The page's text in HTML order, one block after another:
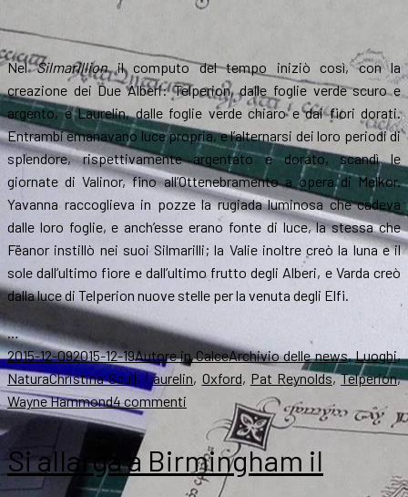
NelSilmarillionil computo del tempo iniziò così, con la
creazione dei Due Alberi: Telperion, dalle foglie verde scuro e
argento, e Laurelin, dalle foglie verde chiaro e dai fiori dorati.
Entrambi emanavano luce propria, e l’alternarsi dei loro periodi di
splendore, rispettivamente argentato e dorato, scandì le
giornate di Valinor, fino all’Ottenebramento a opera di Melkor.
Yavanna raccoglieva in pozze la rugiada luminosa che cadeva
dalle loro foglie, e anch’esse erano fonte di luce, la stessa che
Fëanor instillò nei suoi Silmarilli; la Valie inoltre creò la luna e il
sole dall’ultimo fiore e dall’ultimo frutto degli Alberi, e Varda creò
dalla luce di Telperion nuove stelle per la venuta degli Elfi.
…
Scritto
il
2015-12-092015-12-19Autore
Autore in CalceCategorie
Archivio delle news,Luoghi,
NaturaTag
Christina Scull,Laurelin, Oxford, Pat Reynolds,Telperion,
Wayne Hammond4 commenti
Telperion
Laurelin
si
Si allarga a Birmingham il